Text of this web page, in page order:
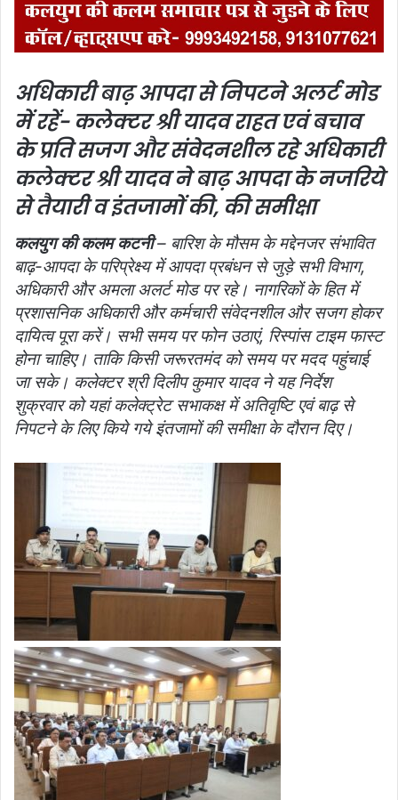
अधिकारी बाढ़ आपदा से निपटने अलर्ट मोड
में रहें- कलेक्‍टर श्री यादवराहत एवं बचाव
के प्रति सजग और संवेदनशील रहे अधिकारी
कलेक्‍टर श्री यादव ने बाढ़ आपदा के नजरिये
से तैयारी व इंतजामों की, की समीक्षा
कलयुग की कलम कटनी– बारिश के मौसम के मद्देनजर संभावित
बाढ़-आपदा के परिप्रेक्ष्‍य में आपदा प्रबंधन से जुड़े सभी विभाग,
अधिकारी और अमला अलर्ट मोड पर रहे। नागरिकों के हित में
प्रशासनिक अधिकारी और कर्मचारी संवेदनशील और सजग होकर
दायित्‍व पूरा करें। सभी समय पर फोन उठाएं, रिस्पांस टाइम फास्‍ट
होना चाहिए। ताकि किसी जरूरतमंद को समय पर मदद पहुंचाई
जा सके। कलेक्‍टर श्री दिलीप कुमार यादव ने यह निर्देश
शुक्रवार को यहां कलेक्‍ट्रेट सभाकक्ष में अतिवृष्टि एवं बाढ़ से
निपटने के लिए किये गये इंतजामों की समीक्षा के दौरान दिए।